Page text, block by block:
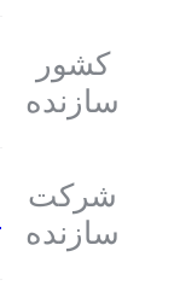
کشور
سازنده
شرکت
سازنده